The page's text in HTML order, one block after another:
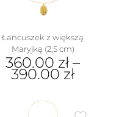
stronie
Łańcuszek z większą
Maryjką (2,5 cm)
360.00 zł –
390.00 zł
produkt